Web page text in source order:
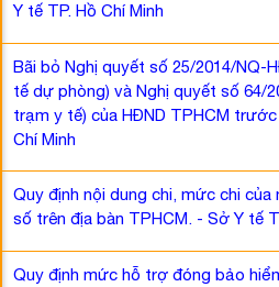
Y tế TP. Hồ Chí Minh
Bãi bỏ Nghị quyết số 25/2014/NQ-
tế dự phòng) và Nghị quyết số 64/
trạm y tế) của HĐND TPHCM
Chí Minh
Quy định nội dung chi, mức chi
số trên địa bàn TPHCM. - Sở Y tế
Quy định mức hỗ trợ đóng bảo